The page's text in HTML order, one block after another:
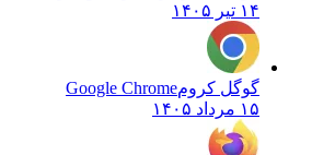
گوگل کروم Google Chrome